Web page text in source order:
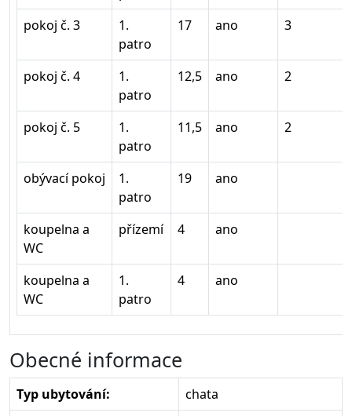
pokoj č. 3
1.
patro
17 ano 3
pokoj č. 4
1.
patro
12,5 ano 2
pokoj č. 5
1.
patro
11,5 ano 2
obývací pokoj
1.
patro
19 ano
koupelna a
WC
přízemí 4 ano
koupelna a
WC
1.
patro
4 ano
Obecné informace
Typ ubytování:
chata